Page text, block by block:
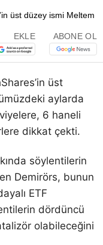
EKLE ABONE OL
üst
aylarda
6 haneli
dikkat çekti.
söylentilerin
Demirörs, bunun
ETF
dördüncü
olabileceğini